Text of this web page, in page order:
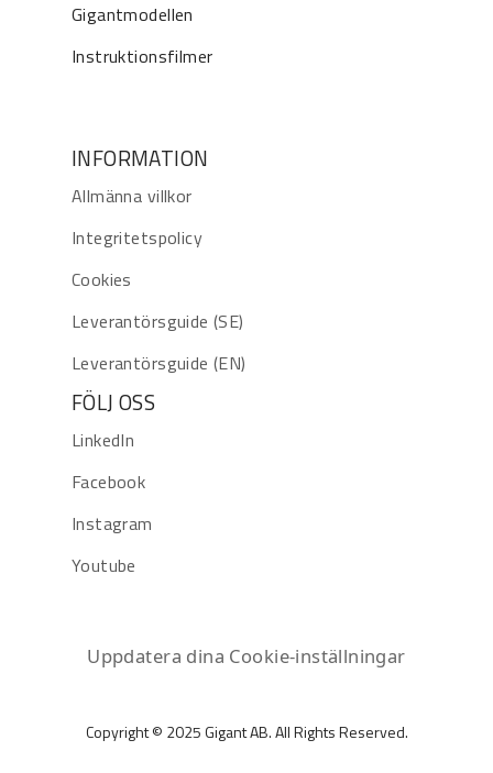
Gigantmodellen
Instruktionsfilmer
INFORMATION
Allmänna villkor
Integritetspolicy
Cookies
Leverantörsguide (SE)
Leverantörsguide (EN)
FÖLJ OSS
LinkedIn
Facebook
Instagram
Youtube
Uppdatera dina Cookie-inställningar
Copyright © 2025 Gigant AB. All Rights Reserved.